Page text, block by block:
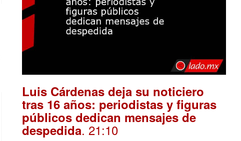
Luis Cárdenas deja su noticiero
tras 16 años: periodistas y figuras
públicos dedican mensajes de
despedida. 21:10